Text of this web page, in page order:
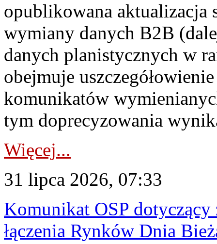
opublikowana aktualizacja
wymiany danych B2B
danych planistycznych w
obejmuje
komunikatów
tym doprecyzowania
Więcej...
31 lipca 2026, 07:33
Komunikat OSP dotyczący
łączenia Rynków Dnia